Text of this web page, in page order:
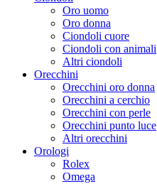
Oro uomo
Oro donna
Ciondoli cuore
Ciondoli con animali
Altri ciondoli
Orecchini
Orecchini oro donna
Orecchini a cerchio
Orecchini con perle
Orecchini punto luce
Altri orecchini
Orologi
Rolex
Omega